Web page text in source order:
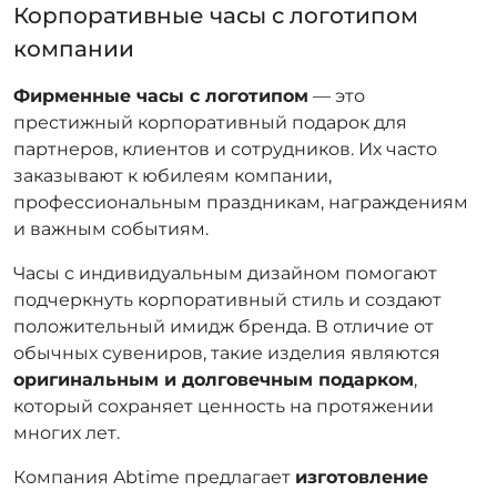
Корпоративные часы с логотипом
компании
Фирменные часы с логотипом — это
престижный корпоративный подарок для
партнеров, клиентов и сотрудников. Их часто
заказывают к юбилеям компании,
профессиональным праздникам, награждениям
и важным событиям.
Часы с индивидуальным дизайном помогают
подчеркнуть корпоративный стиль и создают
положительный имидж бренда. В отличие от
обычных сувениров, такие изделия являются
оригинальным и долговечным подарком,
который сохраняет ценность на протяжении
многих лет.
Компания Abtime предлагает изготовление